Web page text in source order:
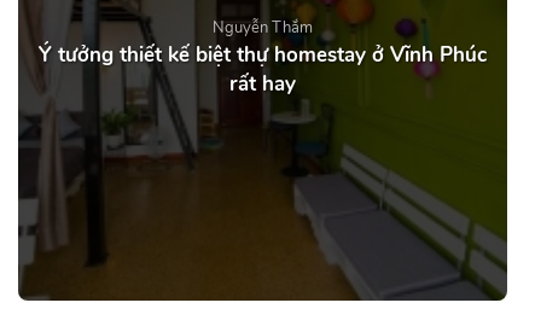
Nguyễn Thắm
Ý tưởng thiết kế biệt thự homestay ở Vĩnh Phúc
rất hay